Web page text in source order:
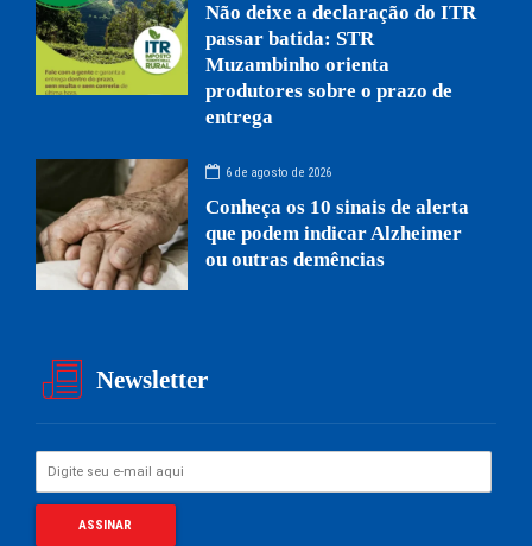
Não deixe a declaração do ITR
passar batida: STR
Muzambinho orienta
produtores sobre o prazo de
entrega
6 de agosto de 2026
Conheça os 10 sinais de alerta
que podem indicar Alzheimer
ou outras demências
Newsletter